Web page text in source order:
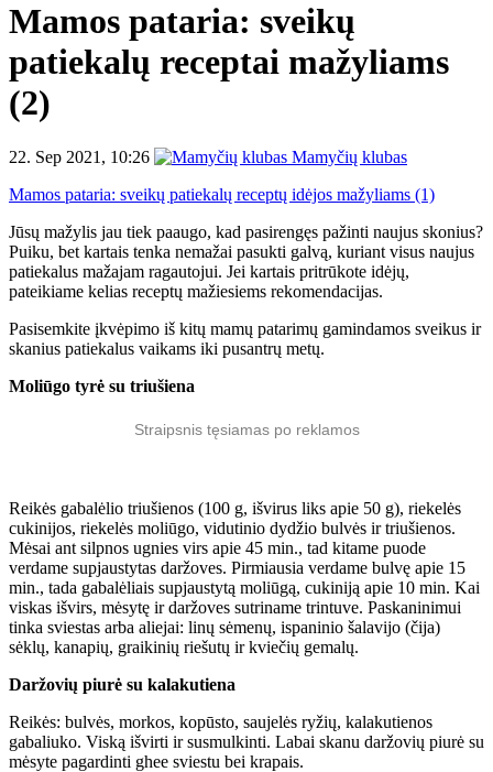
Mamos pataria: sveikų
patiekalų receptai mažyliams
(2)
22. Sep 2021, 10:26
Mamyčių klubas
Mamos pataria: sveikų patiekalų receptų idėjos mažyliams (1)
Jūsų mažylis jau tiek paaugo, kad pasirengęs pažinti naujus skonius?
Puiku, bet kartais tenka nemažai pasukti galvą, kuriant visus naujus
patiekalus mažajam ragautojui. Jei kartais pritrūkote idėjų,
pateikiame kelias receptų mažiesiems rekomendacijas.
Pasisemkite įkvėpimo iš kitų mamų patarimų gamindamos sveikus ir
skanius patiekalus vaikams iki pusantrų metų.
Moliūgo tyrė su triušiena
Straipsnis tęsiamas po reklamos
Reikės gabalėlio triušienos (100 g, išvirus liks apie 50 g), riekelės
cukinijos, riekelės moliūgo, vidutinio dydžio bulvės ir triušienos.
Mėsai ant silpnos ugnies virs apie 45 min., tad kitame puode
verdame supjaustytas daržoves. Pirmiausia verdame bulvę apie 15
min., tada gabalėliais supjaustytą moliūgą, cukiniją apie 10 min. Kai
viskas išvirs, mėsytę ir daržoves sutriname trintuve. Paskaninimui
tinka sviestas arba aliejai: linų sėmenų, ispaninio šalavijo (čija)
sėklų, kanapių, graikinių riešutų ir kviečių gemalų.
Daržovių piurė su kalakutiena
Reikės: bulvės, morkos, kopūsto, saujelės ryžių, kalakutienos
gabaliuko. Viską išvirti ir susmulkinti. Labai skanu daržovių piurė su
mėsyte pagardinti ghee sviestu bei krapais.